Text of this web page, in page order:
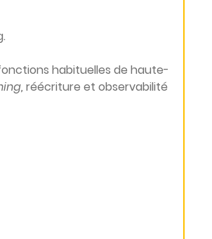
habituelles de haute-
réécriture et observabilité